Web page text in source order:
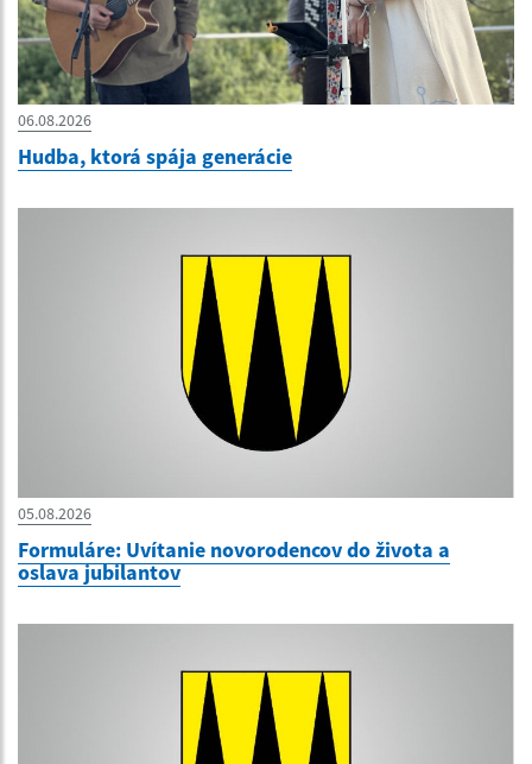
06.08.2026
Hudba, ktorá spája generácie
05.08.2026
Formuláre: Uvítanie novorodencov do života a
oslava jubilantov